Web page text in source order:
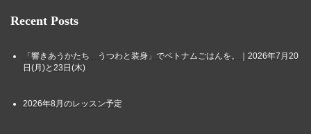
Recent Posts
「響きあうかたち うつわと装身」でベトナムごはんを。｜2026年7月20
日(月)と23日(木)
2026年8月のレッスン予定